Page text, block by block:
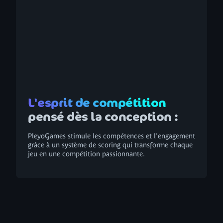
L'esprit de compétition
pensé dès la conception :
PleyoGames stimule les compétences et l'engagement
grâce à un système de scoring qui transforme chaque
jeu en une compétition passionnante.